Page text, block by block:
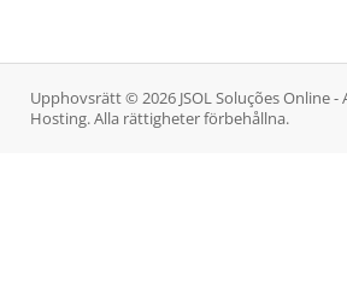
Upphovsrätt © 2026 JSOL Soluções Online -
Hosting. Alla rättigheter förbehållna.